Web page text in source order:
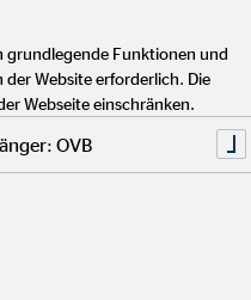
grundlegende Funktionen und
Website erforderlich. Die
Webseite einschränken.
OVB